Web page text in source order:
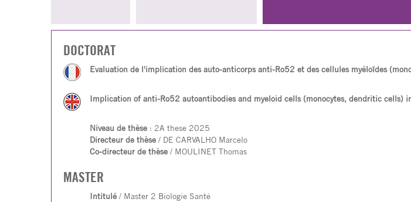
DOCTORAT
Evaluation de l'implication des auto-anticorps anti-Ro52 et des cellules myéloïdes
Implication of anti-Ro52 autoantibodies and myeloid cells (monocytes, dendritic cells)
Niveau de thèse : 2A these 2025
Directeur de thèse / DE CARVALHO Marcelo
Co-directeur de thèse / MOULINET Thomas
MASTER
Intitulé / Master 2 Biologie Santé